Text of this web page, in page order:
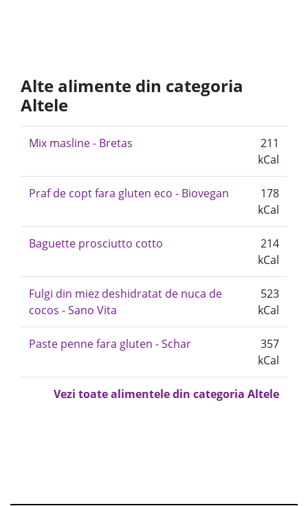
Alte alimente din categoria
Altele
Mix masline - Bretas
211
kCal
Praf de copt fara gluten eco - Biovegan
178
kCal
Baguette prosciutto cotto
214
kCal
Fulgi din miez deshidratat de nuca de
cocos - Sano Vita
523
kCal
Paste penne fara gluten - Schar
357
kCal
Vezi toate alimentele din categoria Altele